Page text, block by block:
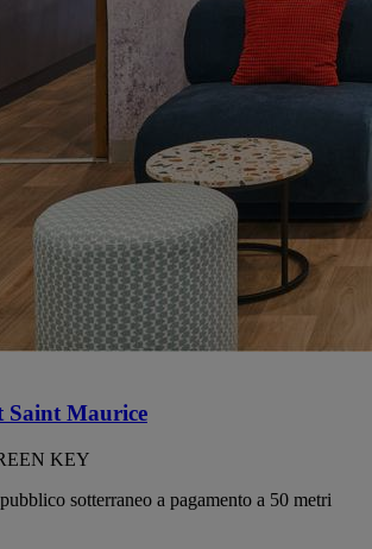
Saint Maurice
KEY
sotterraneo a pagamento a 50 metri